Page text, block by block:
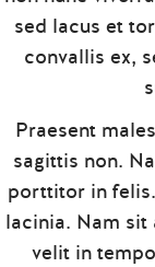
sed lacus et
convallis ex,
Praesent
sagittis non.
porttitor in
lacinia. Nam sit
velit in